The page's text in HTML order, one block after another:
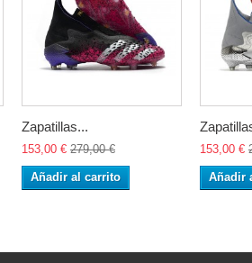
Zapatillas...
153,00 € 279,00 €
Añadir al carrito
153,00 €
Añadir